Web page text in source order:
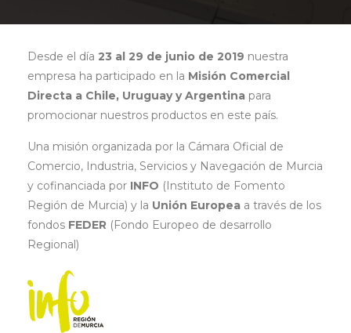
Desde el día 23 al 29 de junio de 2019 nuestra
empresa ha participado en la Misión Comercial
Directa a Chile, Uruguay y Argentina para
promocionar nuestros productos en este país.
Una misión organizada por la Cámara Oficial de
Comercio, Industria, Servicios y Navegación de Murcia
y cofinanciada por INFO (Instituto de Fomento
Región de Murcia) y la Unión Europea a través de los
fondos FEDER (Fondo Europeo de desarrollo
Regional)